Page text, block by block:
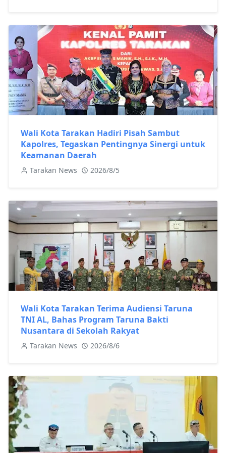
Wali Kota Tarakan Hadiri Pisah Sambut
Kapolres, Tegaskan Pentingnya Sinergi untuk
Keamanan Daerah
Tarakan News 2026/8/5
Wali Kota Tarakan Terima Audiensi Taruna
TNI AL, Bahas Program Taruna Bakti
Nusantara di Sekolah Rakyat
Tarakan News 2026/8/6